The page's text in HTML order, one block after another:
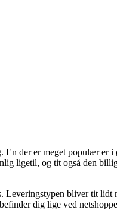
der er meget populær er i
ligetil, og tit også den
bliver tit lidt
dig lige ved